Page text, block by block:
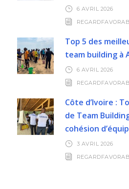
6 AVRIL 2026
Top 5 des
team building à
6 AVRIL 2026
Côte d’Ivoire :
de Team
cohésion
3 AVRIL 2026